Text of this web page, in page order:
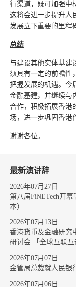
行渠道，既可加强中
这将会进一步提升人
发展立下重要的里程
总结
与建设其他实体基建
须具有一定的前瞻性
把握发展的机遇。今
金融基建，并继续与
合作，积极拓展香港
场，进一步巩固香港
谢谢各位。
最新演讲辞
2026年07月27日
第八届FiNETech开
本）
2026年07月13日
香港货币及金融研究
研讨会 「全球互联互
2026年07月07日
金管局总裁就人民银
2026年07月06日